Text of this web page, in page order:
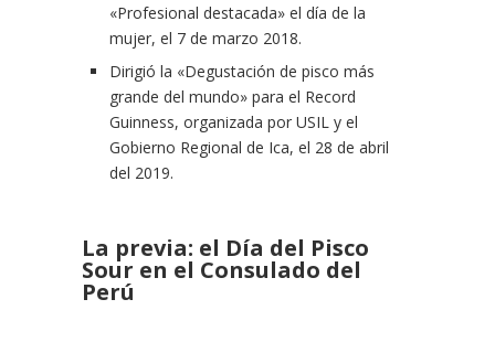
«Profesional destacada» el día de la
mujer, el 7 de marzo 2018.
Dirigió la «Degustación de pisco más
grande del mundo» para el Record
Guinness, organizada por USIL y el
Gobierno Regional de Ica, el 28 de abril
del 2019.
La previa: el Día del Pisco
Sour en el Consulado del
Perú